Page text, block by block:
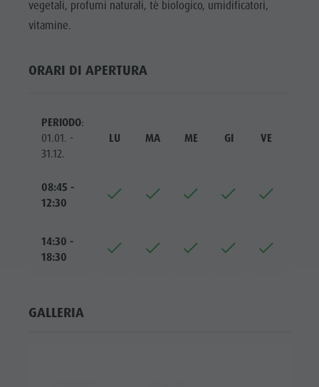
EVENTS
vegetali, profumi naturali, tè biologico, umidificatori,
vitamine.
ORARI DI APERTURA
PERIODO:
01.01. -
31.12.
LU MA ME GI VE
08:45 -
12:30
14:30 -
18:30
GALLERIA